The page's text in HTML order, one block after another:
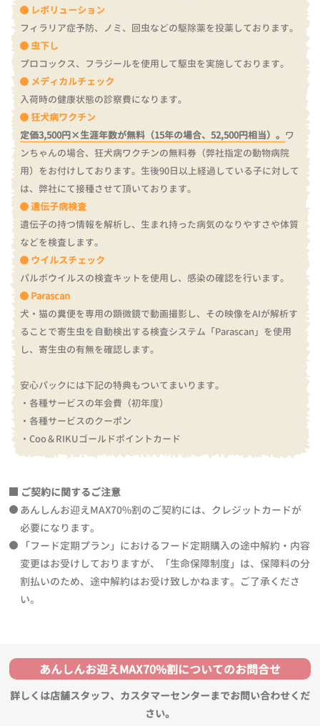
レボリューション
フィラリア症予防、ノミ、回虫などの駆除薬を投薬しております。
虫下し
プロコックス、フラジールを使用して駆虫を実施しております。
メディカルチェック
入荷時の健康状態の診察費になります。
狂犬病ワクチン
定価3,500円×生涯年数が無料（15年の場合、52,500円相当）。 ワ
ンちゃんの場合、狂犬病ワクチンの無料券（弊社指定の動物病院
用）をお付けしております。 生後90日以上経過している子に対して
は、弊社にて接種させて頂いております。
遺伝子病検査
遺伝子の持つ情報を解析し、生まれ持った病気のなりやすさや体質
などを検査します。
ウイルスチェック
パルボウイルスの検査キットを使用し、感染の確認を行います。
Parascan
犬・猫の糞便を専用の顕微鏡で動画撮影し、その映像をAIが解析す
ることで寄生虫を自動検出する検査システム「Parascan」を使用
し、寄生虫の有無を確認します。
安心パックには下記の特典もついてまいります。
・各種サービスの年会費（初年度）
・各種サービスのクーポン
・Coo＆RIKUゴールドポイントカード
ご契約に関するご注意
あんしんお迎えMAX70%割のご契約には、クレジットカードが
必要になります。
「フード定期プラン」におけるフード定期購入の途中解約・内容
変更はお受けしておりますが、「生命保障制度」は、保障料の分
割払いのため、途中解約はお受け致しかねます。ご了承くださ
い。
あんしんお迎えMAX70%割についてのお問合せ
詳しくは店舗スタッフ、カスタマーセンターまでお問い合わせくだ
さい。